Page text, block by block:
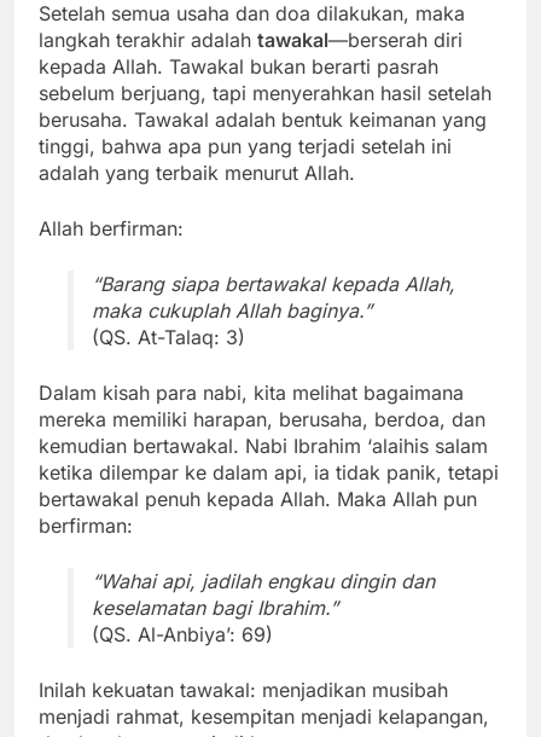
Setelah semua usaha dan doa dilakukan, maka
langkah terakhir adalah tawakal—berserah diri
kepada Allah. Tawakal bukan berarti pasrah
sebelum berjuang, tapi menyerahkan hasil setelah
berusaha. Tawakal adalah bentuk keimanan yang
tinggi, bahwa apa pun yang terjadi setelah ini
adalah yang terbaik menurut Allah.
Allah berfirman:
“Barang siapa bertawakal kepada Allah,
maka cukuplah Allah baginya.”
(QS. At-Talaq: 3)
Dalam kisah para nabi, kita melihat bagaimana
mereka memiliki harapan, berusaha, berdoa, dan
kemudian bertawakal. Nabi Ibrahim ‘alaihis salam
ketika dilempar ke dalam api, ia tidak panik, tetapi
bertawakal penuh kepada Allah. Maka Allah pun
berfirman:
“Wahai api, jadilah engkau dingin dan
keselamatan bagi Ibrahim.”
(QS. Al-Anbiya’: 69)
Inilah kekuatan tawakal: menjadikan musibah
menjadi rahmat, kesempitan menjadi kelapangan,